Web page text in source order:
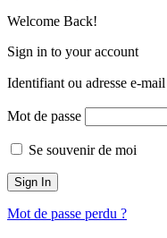
Welcome Back!
Sign in to your account
Identifiant ou adresse e-mail
Mot de passe
Se souvenir de moi
Mot de passe perdu ?